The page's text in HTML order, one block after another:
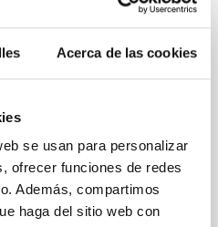
Acerca de las cookies
se usan para personalizar
ofrecer funciones de redes
Además, compartimos
haga del sitio web con
la Universidad
y el Instituto de
intercambio de alumnos,
2014-23/06/2024